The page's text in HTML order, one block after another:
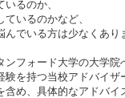
るのか、
いるのかなど、
でいる方は少なくあり
フォード大学の大学院
を持つ当校アドバイザ
め、具体的なアドバイ